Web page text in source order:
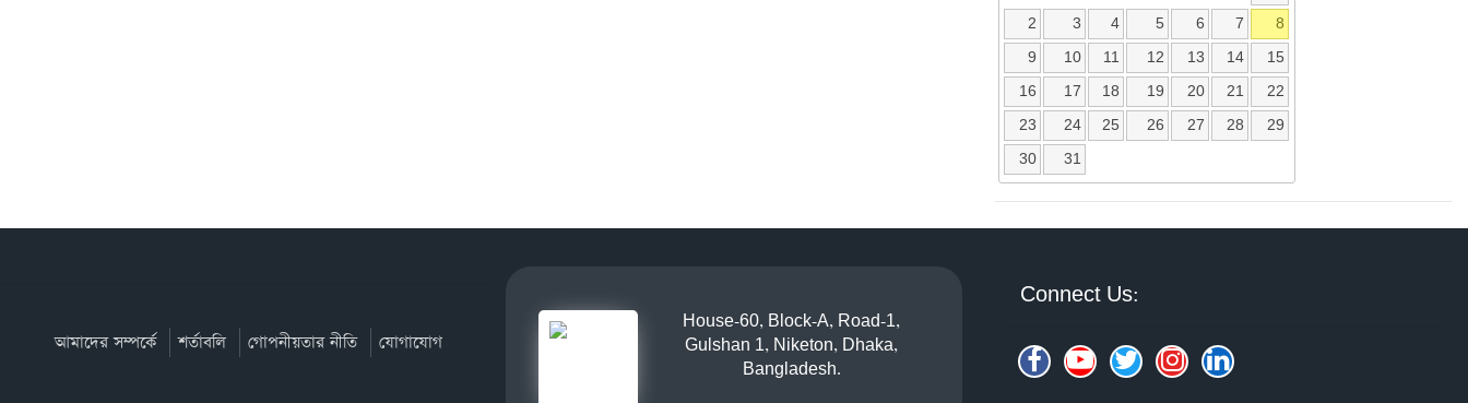
2
3 4 5 6 7
8
9
10 11 12 13 14
15
16
17 18 19 20 21
22
23
24 25 26 27 28
29
30
31
আমাদের সম্পর্কে শর্তাবলি গোপনীয়তার নীতি যোগাযোগ
House-60, Block-A, Road-1,
Gulshan 1, Niketon, Dhaka,
Bangladesh.
Connect Us: